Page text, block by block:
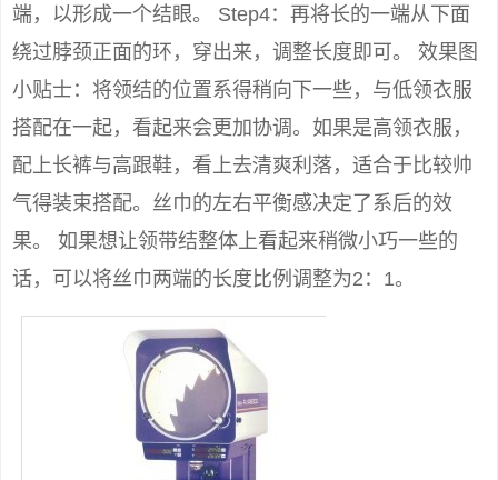
端，以形成一个结眼。 Step4：再将长的一端从下面
绕过脖颈正面的环，穿出来，调整长度即可。 效果图
小贴士：将领结的位置系得稍向下一些，与低领衣服
搭配在一起，看起来会更加协调。如果是高领衣服，
配上长裤与高跟鞋，看上去清爽利落，适合于比较帅
气得装束搭配。丝巾的左右平衡感决定了系后的效
果。 如果想让领带结整体上看起来稍微小巧一些的
话，可以将丝巾两端的长度比例调整为2：1。